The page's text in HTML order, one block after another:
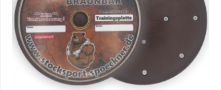
können
der
Produktseite
werden